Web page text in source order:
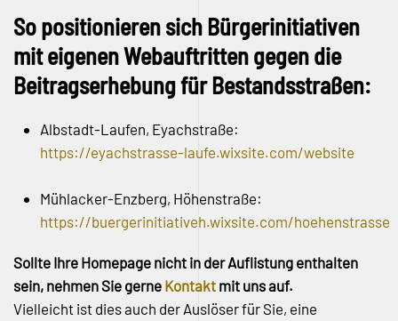
So positionieren sich Bürgerinitiativen
mit eigenen Webauftritten gegen die
Beitragserhebung für Bestandsstraßen:
Albstadt-Laufen, Eyachstraße:
https://eyachstrasse-laufe.wixsite.com/website
Mühlacker-Enzberg, Höhenstraße:
https://buergerinitiativeh.wixsite.com/hoehenstrasse
Sollte Ihre Homepage nicht in der Auflistung enthalten
sein, nehmen Sie gerne Kontakt mit uns auf.
Vielleicht ist dies auch der Auslöser für Sie, eine